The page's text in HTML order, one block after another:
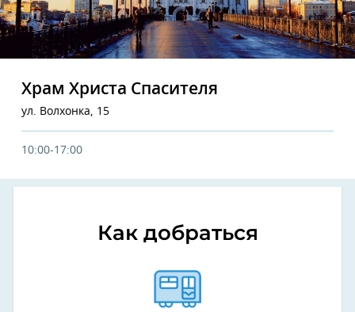
Храм Христа Спасителя
ул. Волхонка, 15
10:00-17:00
Как добраться